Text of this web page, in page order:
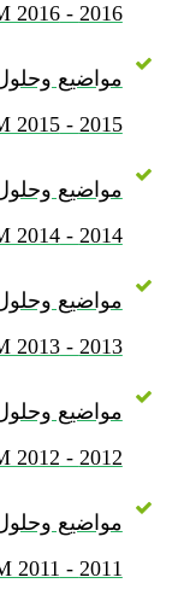
2016 - BEM 2016
مواضيع
2015 - BEM 2015
مواضيع
2014 - BEM 2014
مواضيع
2013 - BEM 2013
مواضيع
2012 - BEM 2012
مواضيع
2011 - BEM 2011